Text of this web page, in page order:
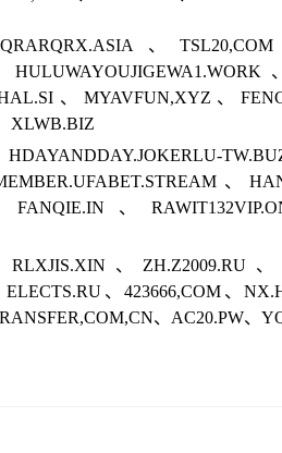
、TSL20,COM
、MYAVFUN,XYZ、
XLWB.BIZ
、
FANQIE.IN、
、ZH.Z2009.RU、
、423666,COM、
、AC20.PW、